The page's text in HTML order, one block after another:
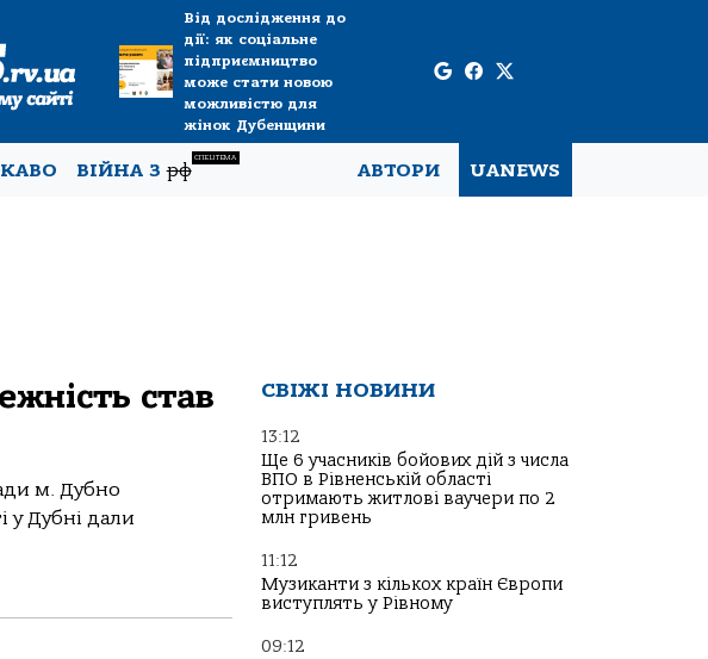
Від дослідження до
дії: як соціальне
підприємництво
може стати новою
можливістю для
жінок Дубенщини
ВІЙНА Зрф
СПЕЦТЕМА
АВТОРИ UANEWS
став
м. Дубно
у Дубні дали
СВІЖІ НОВИНИ
13:12
Ще 6 учасників бойових дій з числа
ВПО в Рівненській області
отримають житлові ваучери по 2
млн гривень
11:12
Музиканти з кількох країн Європи
виступлять у Рівному
09:12